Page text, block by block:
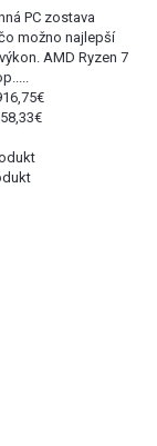
PC zostava
možno najlepší
AMD Ryzen 7